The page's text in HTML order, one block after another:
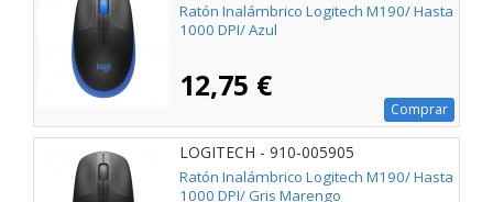
Ratón Inalámbrico Logitech M190/ Hasta
1000 DPI/ Azul
12,75 €
Comprar
LOGITECH - 910-005905
Ratón Inalámbrico Logitech M190/ Hasta
1000 DPI/ Gris Marengo